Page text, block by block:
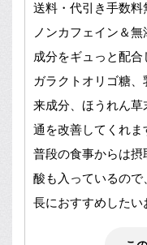
送料・代引き手数料
ノンカフェイン＆
成分をギュっと配合
ガラクトオリゴ糖
来成分、ほうれん
通を改善してくれま
普段の食事からは
酸も入っているの
長におすすめしたい